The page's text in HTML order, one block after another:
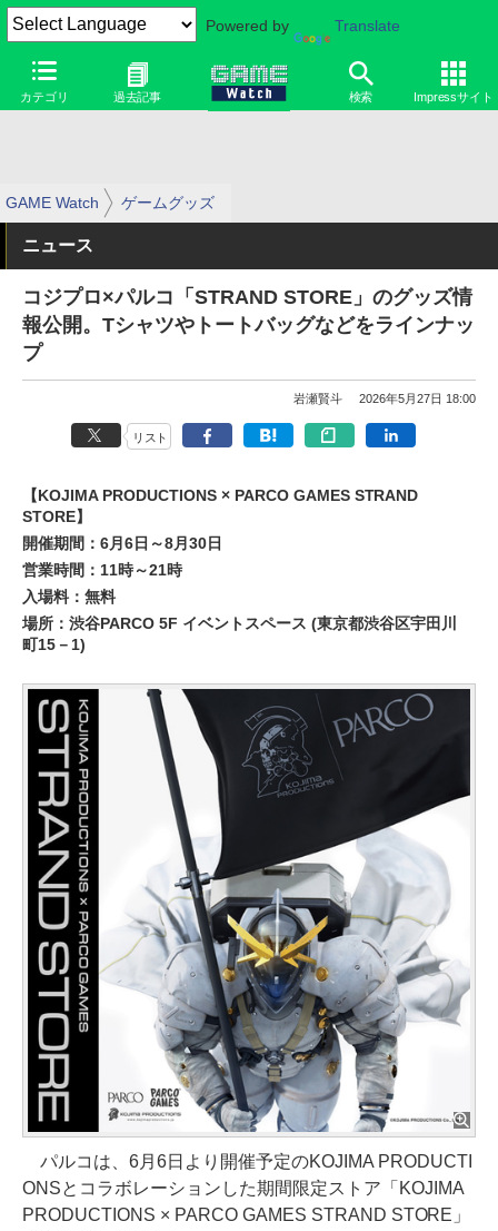
Powered by Translate
カテゴリ 過去記事 検索 Impressサイト
GAME Watch ゲームグッズ
ニュース
コジプロ×パルコ「STRAND STORE」のグッズ情
報公開。Tシャツやトートバッグなどをラインナッ
プ
岩瀬賢斗 2026年5月27日 18:00
リスト
【KOJIMA PRODUCTIONS × PARCO GAMES STRAND
STORE】
開催期間：6月6日～8月30日
営業時間：11時～21時
入場料：無料
場所：渋谷PARCO 5F イベントスペース (東京都渋谷区宇田川
町15－1)
パルコは、6月6日より開催予定のKOJIMA PRODUCTI
ONSとコラボレーションした期間限定ストア「KOJIMA
PRODUCTIONS × PARCO GAMES STRAND STORE」